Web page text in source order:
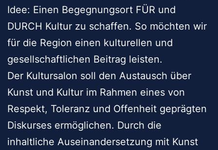
Idee: Einen Begegnungsort FÜR und
DURCH Kultur zu schaffen. So möchten wir
für die Region einen kulturellen und
gesellschaftlichen Beitrag leisten.
Der Kultursalon soll den Austausch über
Kunst und Kultur im Rahmen eines von
Respekt, Toleranz und Offenheit geprägten
Diskurses ermöglichen. Durch die
inhaltliche Auseinandersetzung mit Kunst